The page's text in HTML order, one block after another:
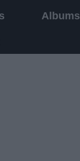
Albums